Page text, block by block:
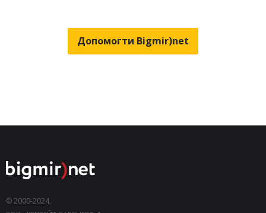
Допомогти Bigmir)net
© 2000-2024,